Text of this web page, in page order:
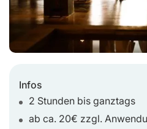
Infos
2 Stunden bis ganztags
ab ca. 20€ zzgl.